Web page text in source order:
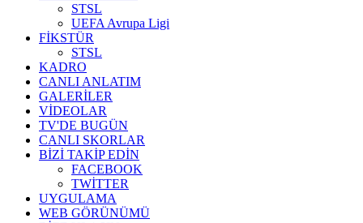
STSL
UEFA Avrupa Ligi
FİKSTÜR
STSL
KADRO
CANLI ANLATIM
GALERİLER
VİDEOLAR
TV'DE BUGÜN
CANLI SKORLAR
BİZİ TAKİP EDİN
FACEBOOK
TWİTTER
UYGULAMA
WEB GÖRÜNÜMÜ